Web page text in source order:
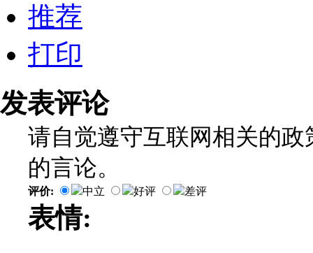
推荐
打印
发表评论
请自觉遵守互联网相关的
的言论。
评价: 中立 好评 差评
表情: